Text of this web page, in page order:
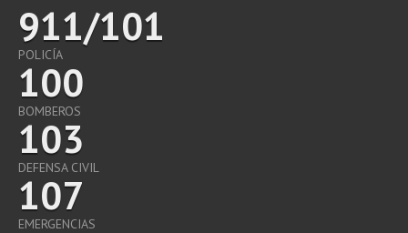
911/101
POLICÍA
100
BOMBEROS
103
DEFENSA CIVIL
107
EMERGENCIAS